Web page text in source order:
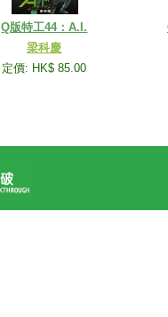
Q版特工44：A.I.
梁科慶
定價: HK$ 85.00